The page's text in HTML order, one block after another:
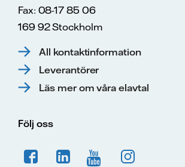
Fax: 08-17 85 06
169 92 Stockholm
All kontaktinformation
Leverantörer
Läs mer om våra elavtal
Följ oss